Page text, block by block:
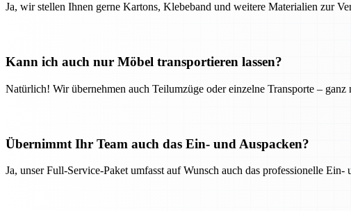
Ja, wir stellen Ihnen gerne Kartons, Klebeband und weitere Materialien zur
Kann ich auch nur Möbel transportieren lassen?
Natürlich! Wir übernehmen auch Teilumzüge oder einzelne Transporte – ganz
Übernimmt Ihr Team auch das Ein- und Auspacken?
Ja, unser Full-Service-Paket umfasst auf Wunsch auch das professionelle